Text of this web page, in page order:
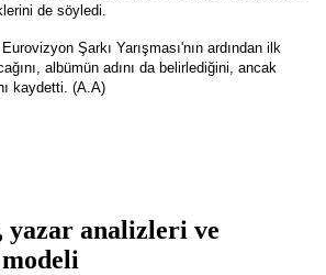
de söyledi.
Şarkı Yarışması'nın ardından ilk
albümün adını da belirlediğini, ancak
kaydetti. (A.A)
yazar analizleri ve
modeli